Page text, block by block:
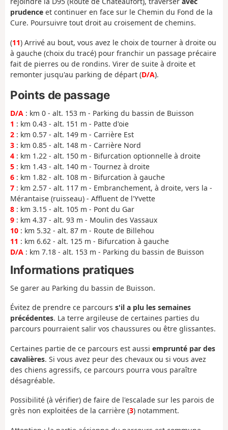
prudence et continuer en face sur le Chemin du Fond de la
Cure. Poursuivre tout droit au croisement de chemins.
(11) Arrivé au bout, vous avez le choix de tourner à droite ou
à gauche (choix du tracé) pour franchir un passage précaire
fait de pierres ou de rondins. Virer de suite à droite et
remonter jusqu'au parking de départ (D/A).
Points de passage
D/A : km 0 - alt. 153 m - Parking du bassin de Buisson
1 : km 0.43 - alt. 151 m - Patte d'oie
2 : km 0.57 - alt. 149 m - Carrière Est
3 : km 0.85 - alt. 148 m - Carrière Nord
4 : km 1.22 - alt. 150 m - Bifurcation optionnelle à droite
5 : km 1.43 - alt. 140 m - Tournez à droite
6 : km 1.82 - alt. 108 m - Bifurcation à gauche
7 : km 2.57 - alt. 117 m - Embranchement, à droite, vers la -
Mérantaise (ruisseau) - Affluent de l'Yvette
8 : km 3.15 - alt. 105 m - Pont du Gar
9 : km 4.37 - alt. 93 m - Moulin des Vassaux
10 : km 5.32 - alt. 87 m - Route de Billehou
11 : km 6.62 - alt. 125 m - Bifurcation à gauche
D/A : km 7.18 - alt. 153 m - Parking du bassin de Buisson
Informations pratiques
Se garer au Parking du bassin de Buisson.
Évitez de prendre ce parcours s'il a plu les semaines
précédentes. La terre argileuse de certaines parties du
parcours pourraient salir vos chaussures ou être glissantes.
Certaines partie de ce parcours est aussi emprunté par des
cavalières. Si vous avez peur des chevaux ou si vous avez
des chiens agressifs, ce parcours pourra vous paraître
désagréable.
Possibilité (à vérifier) de faire de l'escalade sur les parois de
grès non exploitées de la carrière (3) notamment.